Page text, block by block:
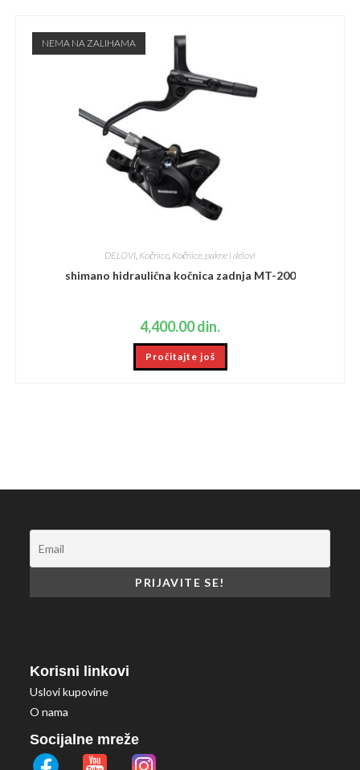
NEMA NA ZALIHAMA
DELOVI Kočnice Kočnice, pakne i delovi
shimano hidraulična kočnica zadnja MT-200
4,400.00din.
Pročitajte još
Korisni linkovi
Uslovi kupovine
O nama
Socijalne mreže